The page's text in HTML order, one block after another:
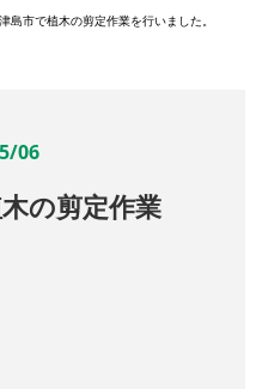
島市で植木の剪定作業を行いました。
06
の剪定作業